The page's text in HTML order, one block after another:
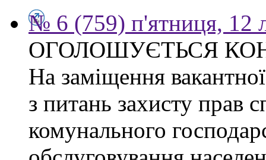
№ 6 (759) п'ятниця, 12
ОГОЛОШУЄТЬСЯ
На заміщення вакантної
з питань захисту прав
комунального